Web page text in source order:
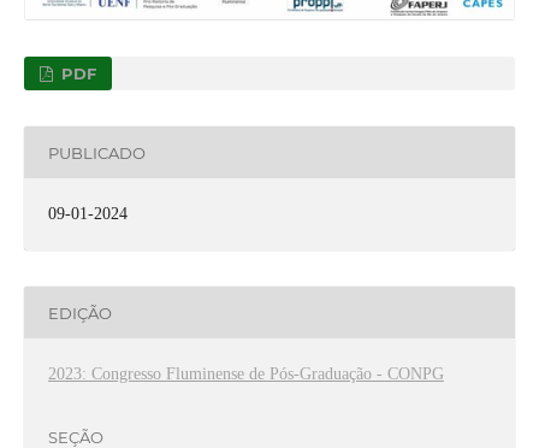
PDF
PUBLICADO
09-01-2024
EDIÇÃO
2023: Congresso Fluminense de Pós-Graduação - CONPG
SEÇÃO